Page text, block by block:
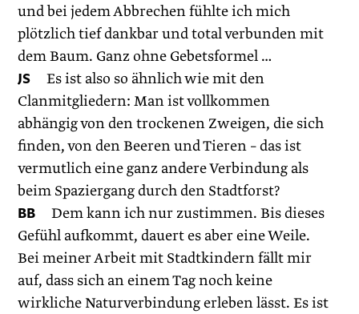
und bei jedem Abbrechen fühlte ich mich
plötzlich tief dankbar und total verbunden mit
dem Baum. Ganz ohne Gebetsformel …
JS Es ist also so ähnlich wie mit den
Clanmitgliedern: Man ist vollkommen
abhängig von den trockenen Zweigen, die sich
finden, von den Beeren und Tieren – das ist
vermutlich eine ganz andere Verbindung als
beim Spaziergang durch den Stadtforst?
BB Dem kann ich nur zustimmen. Bis dieses
Gefühl aufkommt, dauert es aber eine Weile.
Bei meiner Arbeit mit Stadtkindern fällt mir
auf, dass sich an einem Tag noch keine
wirkliche Naturverbindung erleben lässt. Es ist